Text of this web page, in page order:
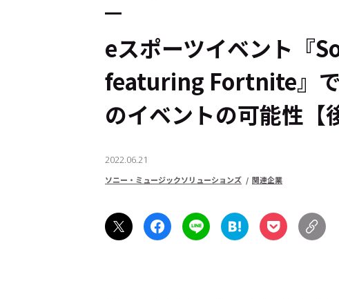
eスポーツイベント『
featuring Fortnite』で
のイベントの可能性【
2022.06.21
ソニー・ミュージックソリューションズ 関連企業